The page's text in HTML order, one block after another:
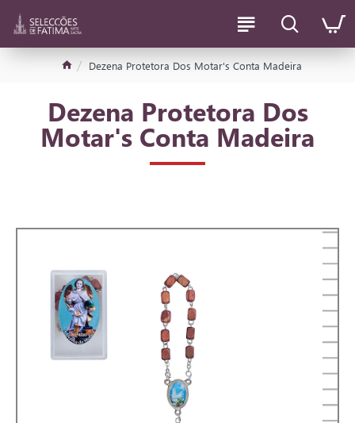
Dezena Protetora Dos Motar's Conta Madeira
Dezena Protetora Dos
Motar's Conta Madeira